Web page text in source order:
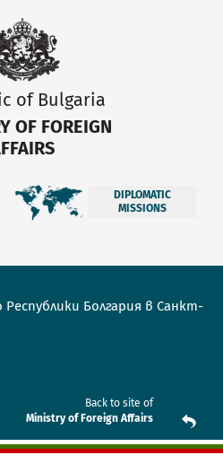
of Bulgaria
OF FOREIGN
DIPLOMATIC
MISSIONS
Республики Болгария в Санкт-
Back to site of
Ministry of Foreign Affairs